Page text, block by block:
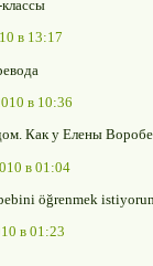
в 13:17
в 10:36
Как у Елены
в 01:04
öğrenmek
в 01:23